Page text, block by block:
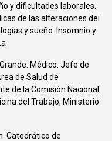
y dificultades laborales.
de las alteraciones del
y sueño. Insomnio y
Médico. Jefe de
de Salud de
de la Comisión Nacional
del Trabajo, Ministerio
Catedrático de